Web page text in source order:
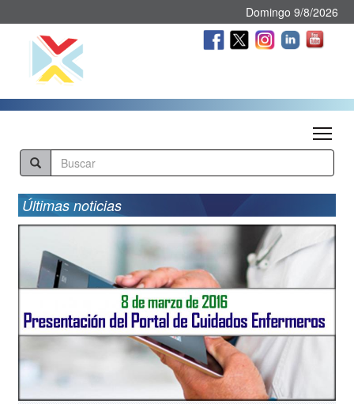
Domingo 9/8/2026
Últimas noticias